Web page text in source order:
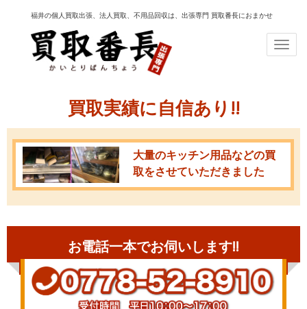
福井の個人買取出張、法人買取、不用品回収は、出張専門 買取番長におまかせ
買取実績に自信あり!!
大量のキッチン用品などの買
取をさせていただきました
お電話一本でお伺いします!!